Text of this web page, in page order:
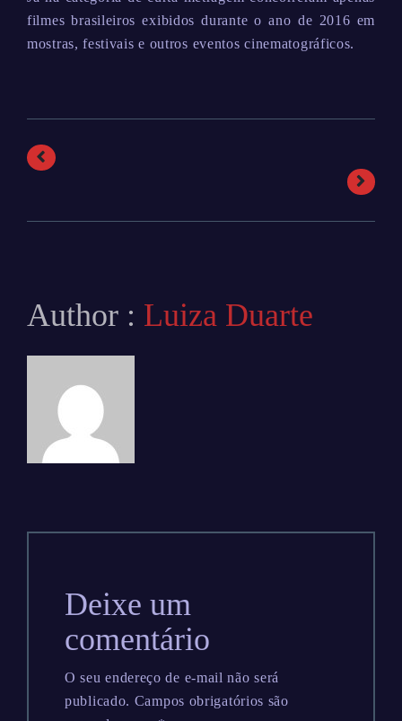
filmes brasileiros exibidos durante o ano de 2016 em
mostras, festivais e outros eventos cinematográficos.
Author : Luiza Duarte
Deixe um
comentário
O seu endereço de e-mail não será
publicado. Campos obrigatórios são